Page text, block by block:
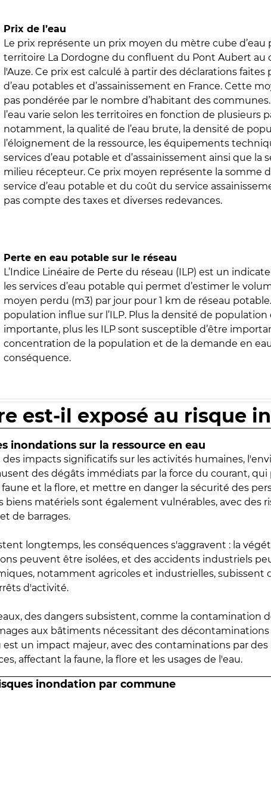
Prix de l’eau
Le prix représente un prix moyen du mètre cube d’eau
territoire La Dordogne du confluent du Pont Aubert au
l'Auze. Ce prix est calculé à partir des déclarations faites
d’eau potables et d’assainissement en France. Cette
pas pondérée par le nombre d’habitant des
l’eau varie selon les territoires en fonction de plusieurs
notamment, la qualité de l’eau brute, la densité de
l’éloignement de la ressource, les équipements
services d’eau potable et d’assainissement ainsi que la
milieu récepteur. Ce prix moyen représente la somme
service d’eau potable et du coût du service
pas compte des taxes et diverses redevances.
Perte en eau potable sur le réseau
L’Indice Linéaire de Perte du réseau (ILP) est un
les services d’eau potable qui permet d’estimer le
moyen perdu (m3) par jour pour 1 km de réseau
population influe sur l’ILP. Plus la densité de population
importante, plus les ILP sont susceptible d’être
concentration de la population et de la demande en
conséquence.
est-il exposé au risque
inondations sur la ressource en eau
impacts significatifs sur les activités humaines,
des dégâts immédiats par la force du courant,
et la flore, et mettre en danger la sécurité des
biens matériels sont également vulnérables, avec des
de barrages.
longtemps, les conséquences s'aggravent : la
peuvent être isolées, et des accidents industriels
notamment agricoles et industrielles, subissent
d'activité.
des dangers subsistent, comme la contamination
aux bâtiments nécessitant des décontaminations
est un impact majeur, avec des contaminations par
affectant la faune, la flore et les usages de l'eau.
inondation par commune